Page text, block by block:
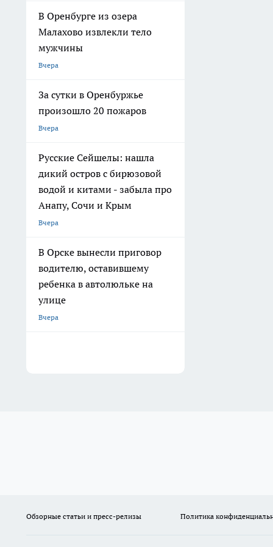
В Оренбурге из озера
Малахово извлекли тело
мужчины
Вчера
За сутки в Оренбуржье
произошло 20 пожаров
Вчера
Русские Сейшелы: нашла
дикий остров с бирюзовой
водой и китами - забыла про
Анапу, Сочи и Крым
Вчера
В Орске вынесли приговор
водителю, оставившему
ребенка в автолюльке на
улице
Вчера
Обзорные статьи и пресс-релизы Политика